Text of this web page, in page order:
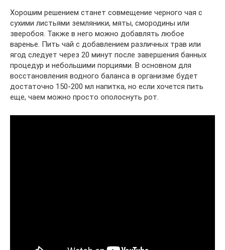
Хорошим решением станет совмещение черного чая с
сухими листьями земляники, мяты, смородины или
зверобоя. Также в него можно добавлять любое
варенье. Пить чай с добавлением различных трав или
ягод следует через 20 минут после завершения банных
процедур и небольшими порциями. В основном для
восстановления водного баланса в организме будет
достаточно 150-200 мл напитка, но если хочется пить
еще, чаем можно просто ополоснуть рот.